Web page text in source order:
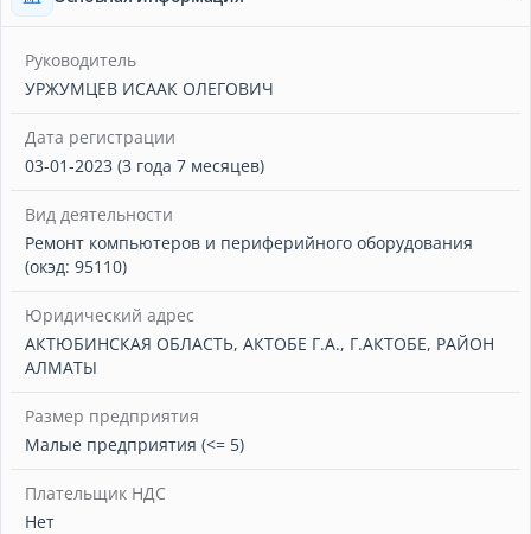
Руководитель
УРЖУМЦЕВ ИСААК ОЛЕГОВИЧ
Дата регистрации
03-01-2023 (3 года 7 месяцев)
Вид деятельности
Ремонт компьютеров и периферийного оборудования
(окэд: 95110)
Юридический адрес
АКТЮБИНСКАЯ ОБЛАСТЬ, АКТОБЕ Г.А., Г.АКТОБЕ, РАЙОН
АЛМАТЫ
Размер предприятия
Малые предприятия (<= 5)
Плательщик НДС
Нет